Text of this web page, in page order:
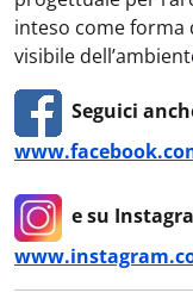
inteso come
visibile
Seguici
e su